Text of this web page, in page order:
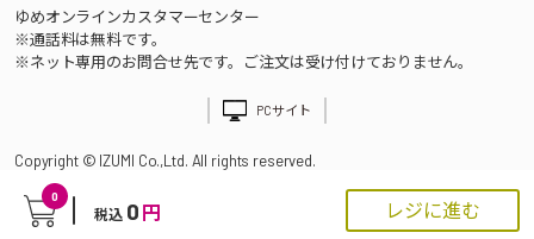
0
税込 0 円 レジに進む
ゆめオンラインカスタマーセンター
※通話料は無料です。
※ネット専用のお問合せ先です。ご注文は受け付けておりません。
PCサイト
Copyright © IZUMI Co.,Ltd. All rights reserved.